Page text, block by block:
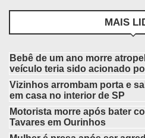
MAIS
Bebê de um ano morre
veículo teria sido acionado
Vizinhos arrombam porta e
em casa no interior de SP
Motorista morre após bater
Tavares em Ourinhos